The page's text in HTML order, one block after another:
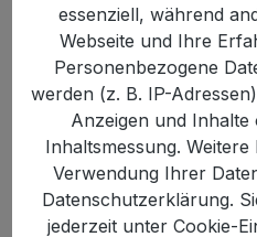
XOX Cocktailmix
essenziell, während
Webseite und Ihre
Personenbezogene
werden (z. B. IP-
Anzeigen und
Inhaltsmessung.
Verwendung Ihrer
Datenschutzerklärung.
jederzeit unter Cookie-